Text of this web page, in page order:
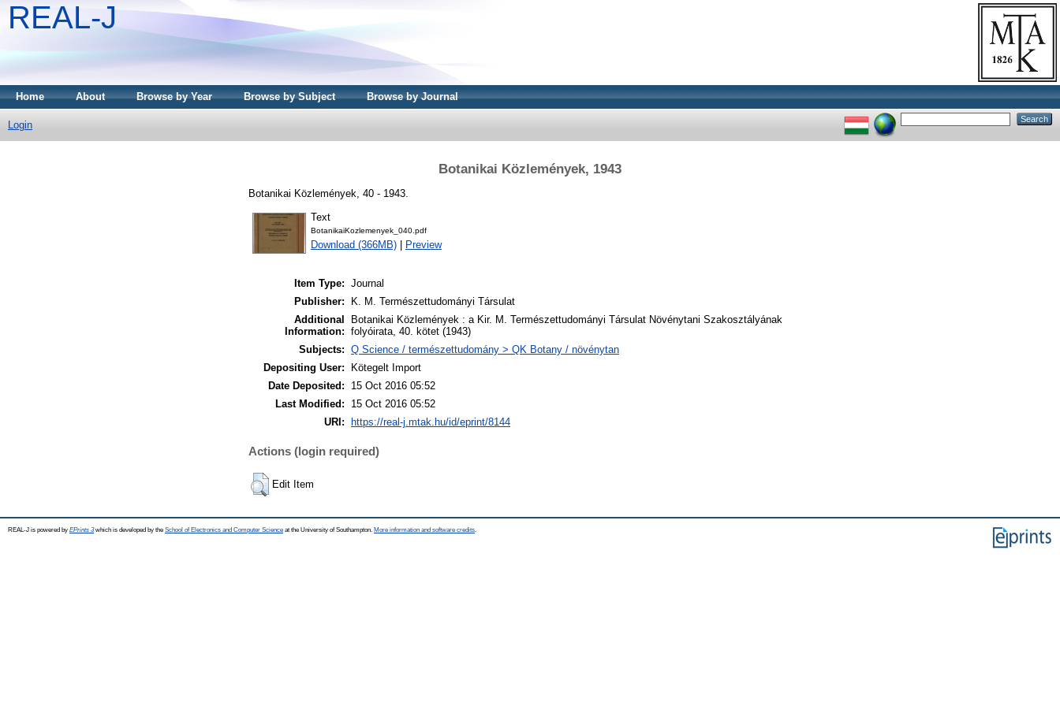
REAL-J
Home About Browse by Year Browse by Subject Browse by Journal
Login
Botanikai Közlemények, 1943
Botanikai Közlemények, 40 - 1943.
Text
BotanikaiKozlemenyek_040.pdf
Download (366MB) Preview
Item Type: Journal
Publisher:
K. M. Természettudományi Társulat
Additional
Information:
Botanikai Közlemények : a Kir. M. Természettudományi Társulat Növénytani Szakosztályának
folyóirata, 40. kötet (1943)
Subjects: Q Science / természettudomány > QK Botany / növénytan
Depositing User:
Kötegelt Import
Date Deposited:
15 Oct 2016 05:52
Last Modified:
15 Oct 2016 05:52
URI:
https://real-j.mtak.hu/id/eprint/8144
Actions (login required)
Edit Item
REAL-J is powered by EPrints 3which is developed by the School of Electronics and Computer Science at the University of Southampton. More information and software credits